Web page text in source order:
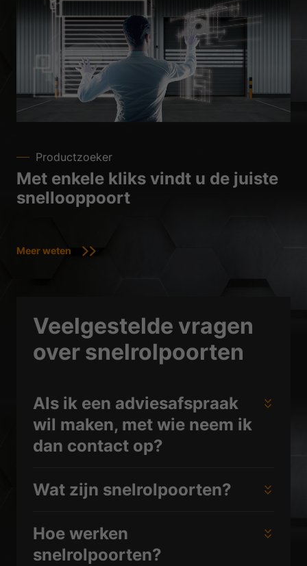
Productzoeker
Met enkele kliks vindt u de juiste
snellooppoort
Meer weten
Veelgestelde vragen
over snelrolpoorten
Als ik een adviesafspraak
wil maken, met wie neem ik
dan contact op?
Wat zijn snelrolpoorten?
Hoe werken
snelrolpoorten?